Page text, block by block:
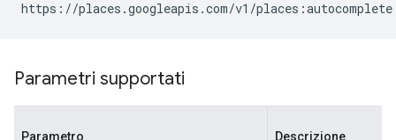
Parametri supportati
Parametro Descrizione